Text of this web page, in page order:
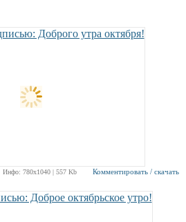
Инфо: 780х1040 | 557 Kb Комментировать / скачать